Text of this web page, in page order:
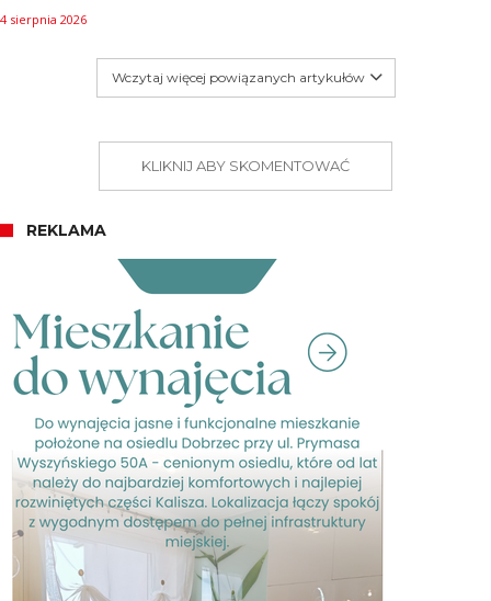
4 sierpnia 2026
Wczytaj więcej powiązanych artykułów
KLIKNIJ ABY SKOMENTOWAĆ
REKLAMA